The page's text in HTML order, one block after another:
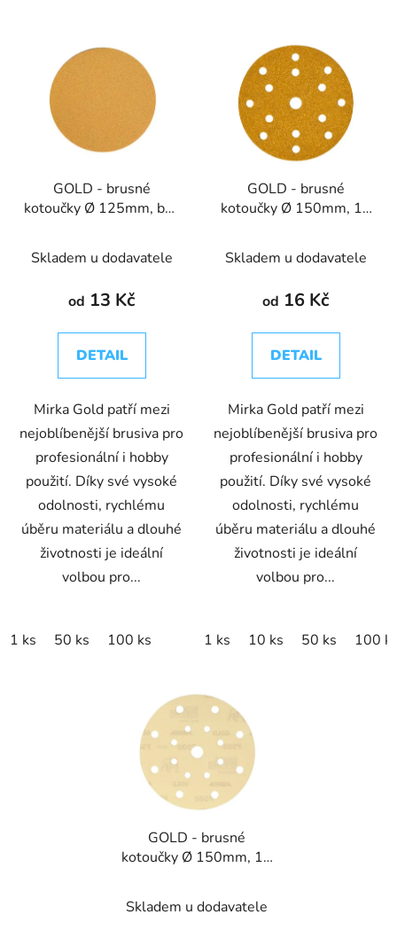
GOLD - brusné
kotoučky Ø 125mm, bez
Skladem u dodavatele
od 13 Kč
DETAIL
Mirka Gold patří mezi
nejoblíbenější brusiva pro
profesionální i hobby
použití. Díky své vysoké
odolnosti, rychlému
úběru materiálu a dlouhé
životnosti je ideální
volbou pro...
1 ks 50 ks 100 ks
GOLD - brusné
kotoučky Ø 150mm, 15
Skladem u dodavatele
od 16 Kč
DETAIL
Mirka Gold patří mezi
nejoblíbenější brusiva pro
profesionální i hobby
použití. Díky své vysoké
odolnosti, rychlému
úběru materiálu a dlouhé
životnosti je ideální
volbou pro...
1 ks 10 ks 50 ks 100
GOLD - brusné
kotoučky Ø 150mm, 17
Skladem u dodavatele